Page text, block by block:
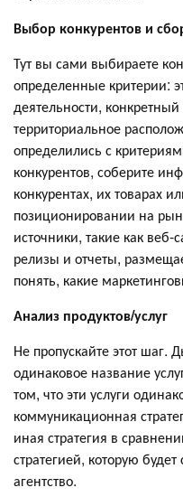
Выбор конкурентов и
Тут вы сами выбираете
определенные критерии:
деятельности, конкретный
территориальное
определились с
конкурентов, соберите
конкурентах, их товарах
позиционировании на
источники, такие как
релизы и отчеты,
понять, какие
Анализ продуктов/услуг
Не пропускайте этот шаг.
одинаковое название
том, что эти услуги
коммуникационная
иная стратегия в
стратегией, которую
агентство.